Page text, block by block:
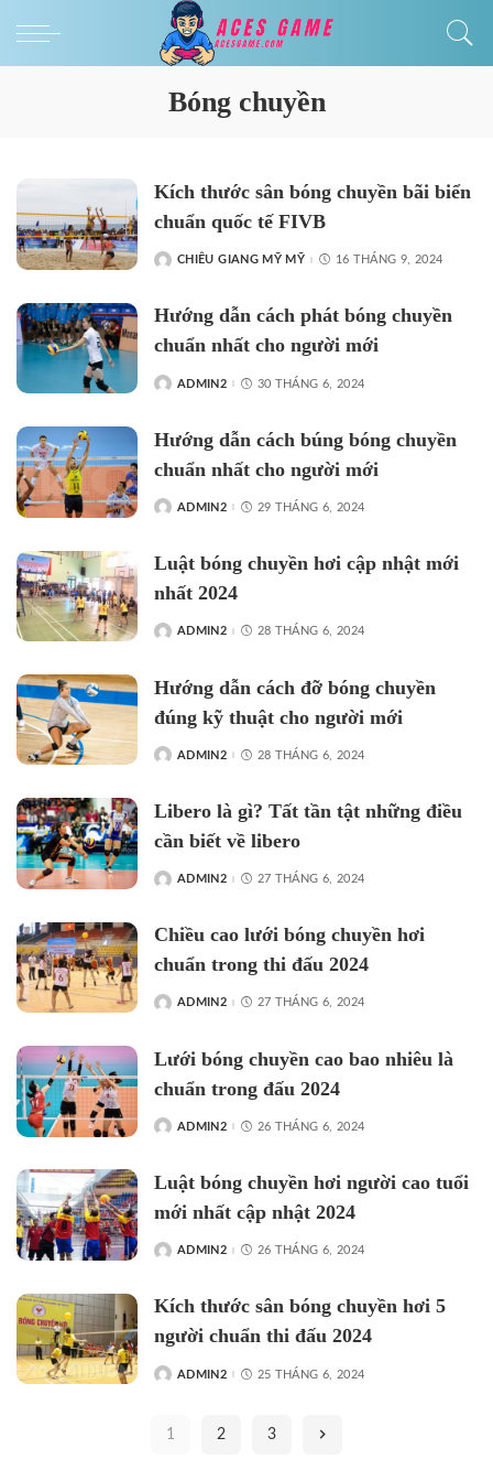
Bóng chuyền
Kích thước sân bóng chuyền bãi biển
chuẩn quốc tế FIVB
CHIÊU GIANG MỸ MỸ 16 THÁNG 9, 2024
Hướng dẫn cách phát bóng chuyền
chuẩn nhất cho người mới
ADMIN2 30 THÁNG 6, 2024
Hướng dẫn cách búng bóng chuyền
chuẩn nhất cho người mới
ADMIN2 29 THÁNG 6, 2024
Luật bóng chuyền hơi cập nhật mới
nhất 2024
ADMIN2 28 THÁNG 6, 2024
Hướng dẫn cách đỡ bóng chuyền
đúng kỹ thuật cho người mới
ADMIN2 28 THÁNG 6, 2024
Libero là gì? Tất tần tật những điều
cần biết về libero
ADMIN2 27 THÁNG 6, 2024
Chiều cao lưới bóng chuyền hơi
chuẩn trong thi đấu 2024
ADMIN2 27 THÁNG 6, 2024
Lưới bóng chuyền cao bao nhiêu là
chuẩn trong đấu 2024
ADMIN2 26 THÁNG 6, 2024
Luật bóng chuyền hơi người cao tuổi
mới nhất cập nhật 2024
ADMIN2 26 THÁNG 6, 2024
Kích thước sân bóng chuyền hơi 5
người chuẩn thi đấu 2024
ADMIN2 25 THÁNG 6, 2024
1 2 3